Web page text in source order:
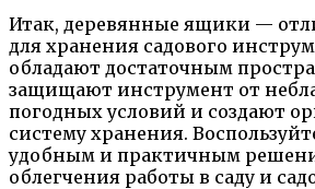
Итак, деревянные ящики —
для хранения садового
обладают достаточным
защищают инструмент от
погодных условий и создают
систему хранения.
удобным и практичным
облегчения работы в саду и